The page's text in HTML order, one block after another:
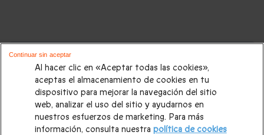
Cajas regalo que podrían interesarte:
Regalos Navidad |Regalos para hombre Navidad|
para mujer Navidad|Regalos de Reyes|Regalos de boda
Regalos de cumpleaños| Regalos para mujer|Regalos para
Al hacer clic en «Aceptar todas las cookies»,
aceptas el almacenamiento de cookies en tu
dispositivo para mejorar la navegación del sitio
web, analizar el uso del sitio y ayudarnos en
nuestros esfuerzos de marketing. Para más
información, consulta nuestra política de cookies
Continuar sin aceptar